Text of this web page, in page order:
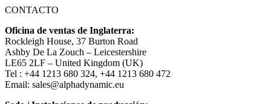
CONTACTO
Oficina de ventas de Inglaterra:
Rockleigh House, 37 Burton Road
Ashby De La Zouch – Leicestershire
LE65 2LF – United Kingdom (UK)
Tel : +44 1213 680 324, +44 1213 680 472
Email: sales@alphadynamic.eu